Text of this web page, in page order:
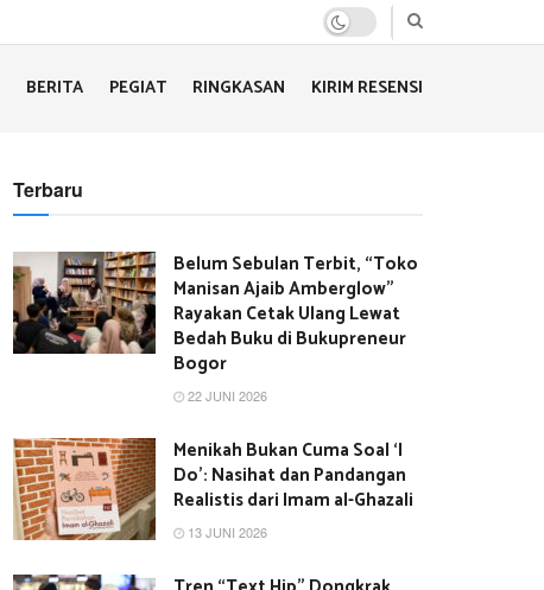
BERITA PEGIAT RINGKASAN KIRIM RESENSI
Terbaru
Belum Sebulan Terbit, “Toko
Manisan Ajaib Amberglow”
Rayakan Cetak Ulang Lewat
Bedah Buku di Bukupreneur
Bogor
22 JUNI 2026
Menikah Bukan Cuma Soal ‘I
Do’: Nasihat dan Pandangan
Realistis dari Imam al-Ghazali
13 JUNI 2026